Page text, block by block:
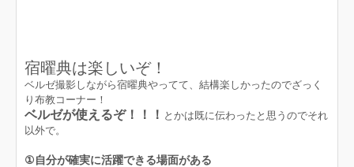
宿曜典は楽しいぞ！
ベルゼ撮影しながら宿曜典やってて、結構楽しかったのでざっく
り布教コーナー！
ベルゼが使えるぞ！！！ とかは既に伝わったと思うのでそれ
以外で。
①自分が確実に活躍できる場面がある